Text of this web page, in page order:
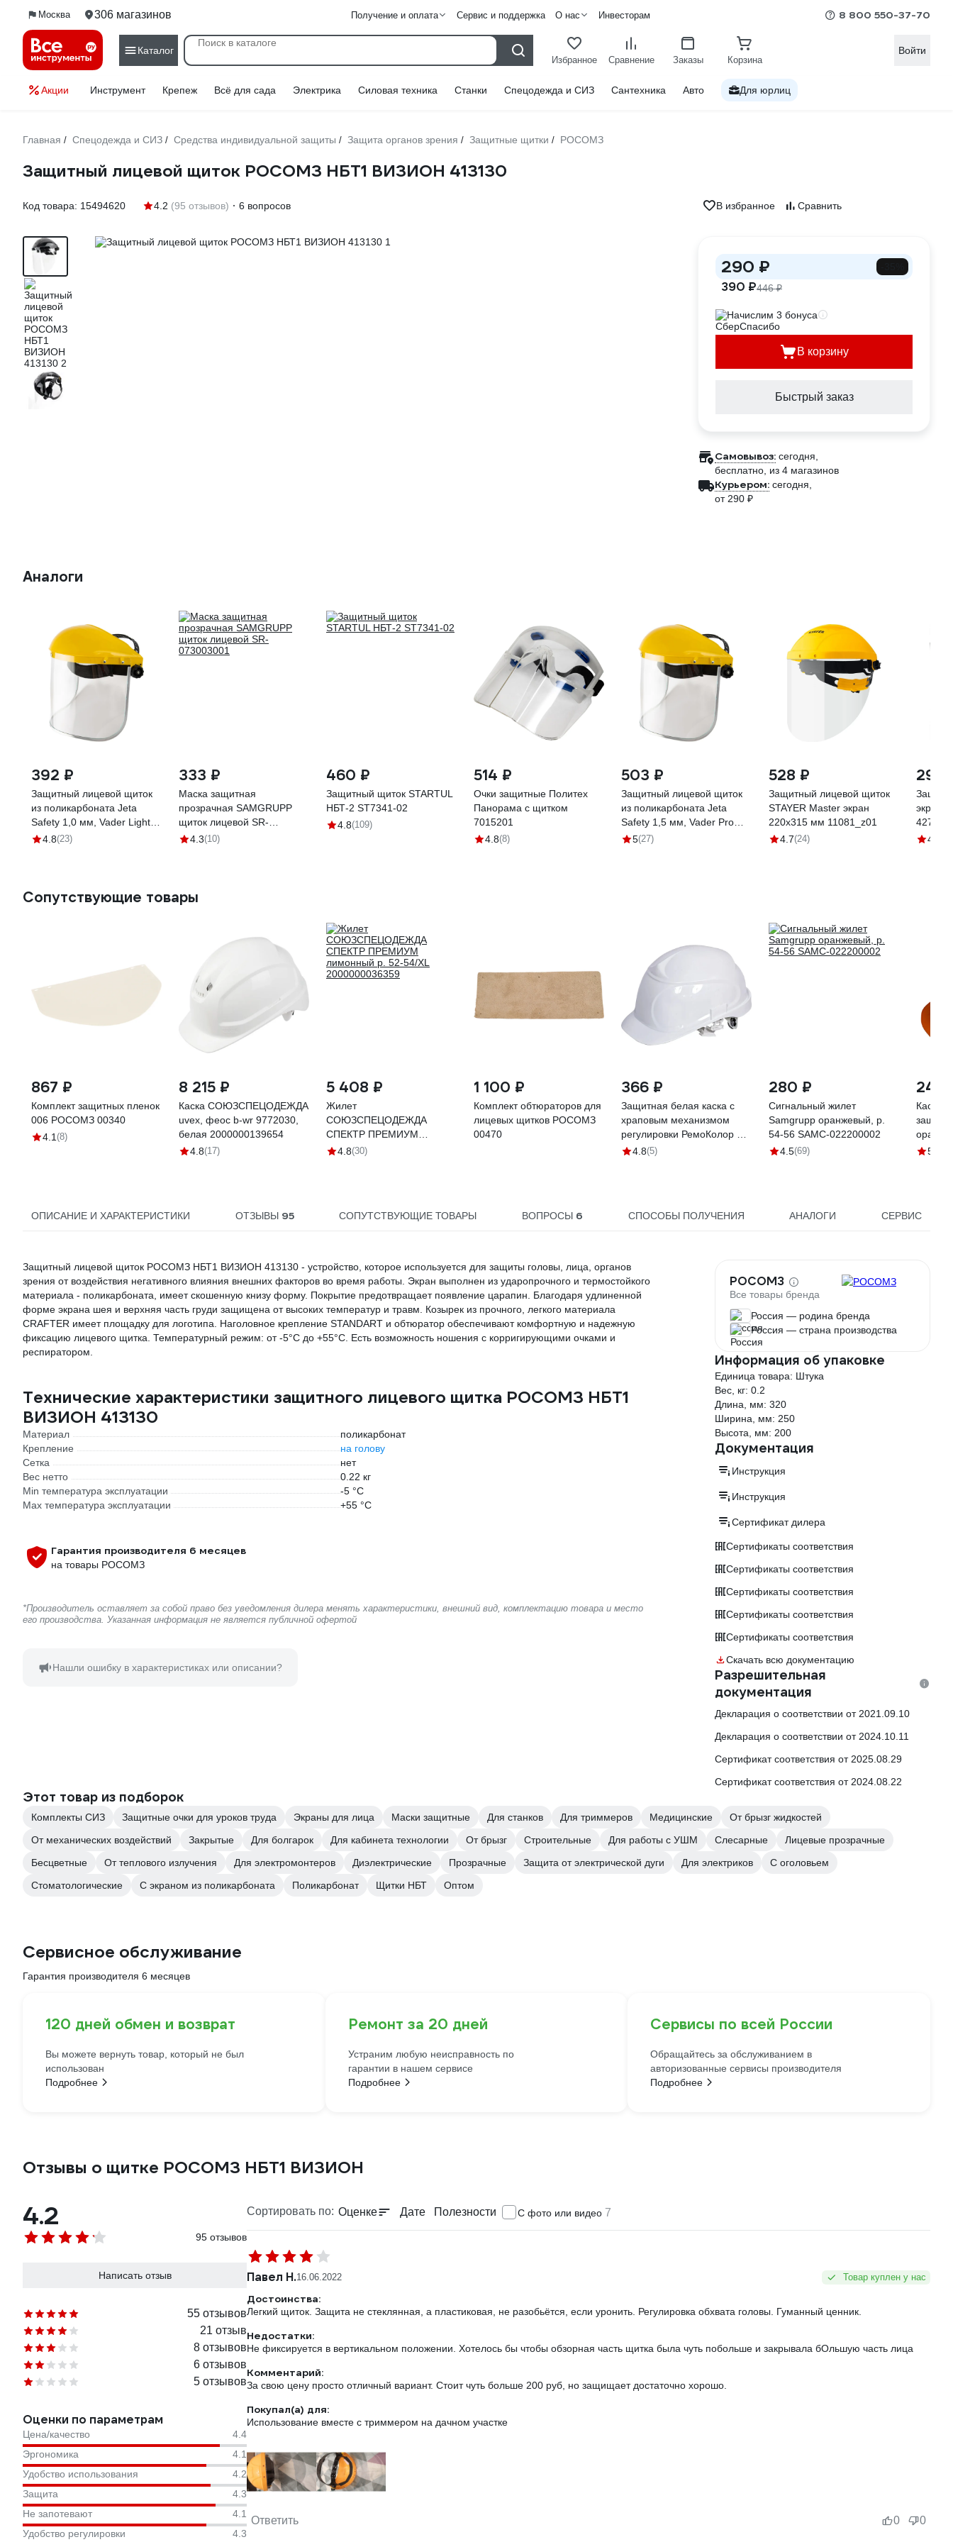
Москва 306 магазинов Получение и оплата Сервис и поддержка О нас Инвесторам 8 800 550-37-70
Каталог
Избранное Сравнение Заказы Корзина
Войти
Акции Инструмент Крепеж Всё для сада Электрика Силовая техника Станки Спецодежда и СИЗ Сантехника Авто Для юрлиц
Главная / Спецодежда и СИЗ / Средства индивидуальной защиты / Защита органов зрения / Защитные щитки / РОСОМЗ
Защитный лицевой щиток РОСОМЗ НБТ1 ВИЗИОН 413130
Код товара: 15494620 4.2 (95 отзывов) 6 вопросов В избранное Сравнить
290 ₽
390 ₽446 ₽
Начислим 3 бонуса
В корзину
Быстрый заказ
Самовывоз: сегодня,
бесплатно , из 4 магазинов
Курьером: сегодня,
от 290 ₽
Аналоги
392 ₽
Защитный лицевой щиток
из поликарбоната Jeta
Safety 1,0 мм, Vader Light,
JVS-201
4.8(23)
333 ₽
Маска защитная
прозрачная SAMGRUPP
щиток лицевой SR-
073003001
4.3(10)
460 ₽
Защитный щиток STARTUL
НБТ-2 ST7341-02
4.8(109)
514 ₽
Очки защитные Политех
Панорама с щитком
7015201
4.8(8)
503 ₽
Защитный лицевой щиток
из поликарбоната Jeta
Safety 1,5 мм, Vader Pro
JVS-301
5(27)
528 ₽
Защитный лицевой щиток
STAYER Master экран
220x315 мм 11081_z01
4.7(24)
294
427
4.7
Сопутствующие товары
867 ₽
Комплект защитных пленок
006 РОСОМЗ 00340
4.1 (8)
8 215 ₽
Каска СОЮЗСПЕЦОДЕЖДА
uvex, феос b-wr 9772030,
белая 2000000139654
4.8(17)
5 408 ₽
Жилет
СОЮЗСПЕЦОДЕЖДА
СПЕКТР ПРЕМИУМ
лимонный р. 52-54/XL
4.8(30)
1 100 ₽
Комплект обтюраторов для
лицевых щитков РОСОМЗ
00470
366 ₽
Защитная белая каска с
храповым механизмом
регулировки РемоКолор 22-
4-007
4.8(5)
280 ₽
Сигнальный жилет
Samgrupp оранжевый, р.
54-56 SAMC-022200002
4.5(69)
242
Каска
5
ОПИСАНИЕ И ХАРАКТЕРИСТИКИ ОТЗЫВЫ 95 СОПУТСТВУЮЩИЕ ТОВАРЫ ВОПРОСЫ 6 СПОСОБЫ ПОЛУЧЕНИЯ АНАЛОГИ СЕРВИС
Защитный лицевой щиток РОСОМЗ НБТ1 ВИЗИОН 413130 - устройство, которое используется для защиты головы, лица, органов
зрения от воздействия негативного влияния внешних факторов во время работы. Экран выполнен из ударопрочного и термостойкого
материала - поликарбоната, имеет скошенную книзу форму. Покрытие предотвращает появление царапин. Благодаря удлиненной
форме экрана шея и верхняя часть груди защищена от высоких температур и травм. Козырек из прочного, легкого материала
CRAFTER имеет площадку для логотипа. Наголовное крепление STANDART и обтюратор обеспечивают комфортную и надежную
фиксацию лицевого щитка. Температурный режим: от -5°C до +55°C. Есть возможность ношения с корригирующими очками и
респиратором.
Технические характеристики защитного лицевого щитка РОСОМЗ НБТ1
ВИЗИОН 413130
Материал
поликарбонат
Крепление
на голову
Сетка
нет
Вес нетто
0.22 кг
Min температура эксплуатации
-5 °С
Max температура эксплуатации
+55 °С
Гарантия производителя 6 месяцев
на товары РОСОМЗ
*Производитель оставляет за собой право без уведомления дилера менять характеристики, внешний вид, комплектацию товара и место
его производства. Указанная информация не является публичной офертой
Нашли ошибку в характеристиках или описании?
РОСОМЗ
Все товары бренда
Россия — родина бренда
Россия — страна производства
Информация об упаковке
Единица товара: Штука
Вес, кг: 0.2
Длина, мм: 320
Ширина, мм: 250
Высота, мм: 200
Документация
Инструкция
Инструкция
Сертификат дилера
Сертификаты соответствия
Сертификаты соответствия
Сертификаты соответствия
Сертификаты соответствия
Сертификаты соответствия
Скачать всю документацию
Разрешительная
документация
Декларация о соответствии от 2021.09.10
Декларация о соответствии от 2024.10.11
Сертификат соответствия от 2025.08.29
Сертификат соответствия от 2024.08.22
Этот товар из подборок
Комплекты СИЗ Защитные очки для уроков труда Экраны для лица Маски защитные Для станков Для триммеров Медицинские
От брызг жидкостей
От механических воздействий
Закрытые Для болгарок Для кабинета технологии От брызг Строительные Для работы с УШМ Слесарные
Лицевые прозрачные
Бесцветные
От теплового излучения Для электромонтеров Диэлектрические Прозрачные Защита от электрической дуги Для электриков
С оголовьем
Стоматологические
С экраном из поликарбоната Поликарбонат Щитки НБТ Оптом
Сервисное обслуживание
Гарантия производителя 6 месяцев
120 дней обмен и возврат
Вы можете вернуть товар, который не был
использован
Подробнее
Ремонт за 20 дней
Устраним любую неисправность по
гарантии в нашем сервисе
Подробнее
Сервисы по всей России
Обращайтесь за обслуживанием в
авторизованные сервисы производителя
Подробнее
Отзывы о щитке РОСОМЗ НБТ1 ВИЗИОН
4.2
95 отзывов
Написать отзыв
55 отзывов
21 отзыв
8 отзывов
6 отзывов
5 отзывов
Оценки по параметрам
Цена/качество
4.4
Эргономика
4.1
Удобство использования
4.2
Защита
4.3
Не запотевают
4.1
Удобство регулировки
4.3
Сортировать по: Оценке Дате Полезности С фото или видео 7
Павел Н.16.06.2022 Товар куплен у нас
Достоинства:
Легкий щиток. Защита не стеклянная, а пластиковая, не разобьётся, если уронить. Регулировка обхвата головы. Гуманный ценник.
Недостатки:
Не фиксируется в вертикальном положении. Хотелось бы чтобы обзорная часть щитка была чуть побольше и закрывала бОльшую часть лица
Комментарий:
За свою цену просто отличный вариант. Стоит чуть больше 200 руб, но защищает достаточно хорошо.
Покупал(а) для:
Использование вместе с триммером на дачном участке
Ответить 0 0